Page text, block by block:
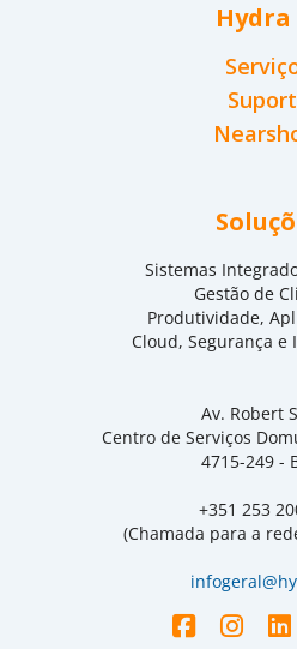
Hydra
Sistemas
Gestão de
Produtividade,
Cloud, Segurança
Av. Robert
Centro de Serviços
4715-249 -
+351 253
(Chamada para a